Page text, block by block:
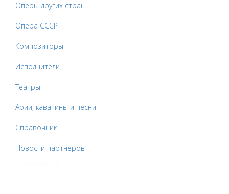
Оперы других стран
Опера СССР
Композиторы
Исполнители
Театры
Арии, каватины и песни
Справочник
Новости партнеров